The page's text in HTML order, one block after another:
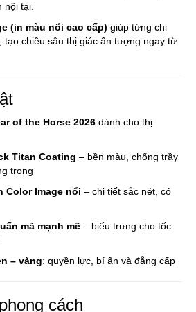
nội tại.
(in màu nổi cao cấp) giúp từng chi
tạo chiều sâu thị giác ấn tượng ngay từ
of the Horse 2026 dành cho thị
Titan Coating – bền màu, chống trầy
trọng
Color Image nổi – chi tiết sắc nét, có
mã mạnh mẽ – biểu trưng cho tốc
– vàng: quyền lực, bí ẩn và đẳng cấp
cách